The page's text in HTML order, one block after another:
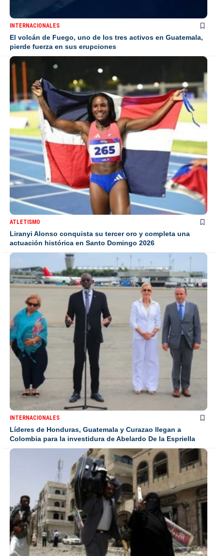
INTERNACIONALES
El volcán de Fuego, uno de los tres activos en Guatemala,
pierde fuerza en sus erupciones
ATLETISMO
Liranyi Alonso conquista su tercer oro y completa una
actuación histórica en Santo Domingo 2026
INTERNACIONALES
Líderes de Honduras, Guatemala y Curazao llegan a
Colombia para la investidura de Abelardo De la Espriella